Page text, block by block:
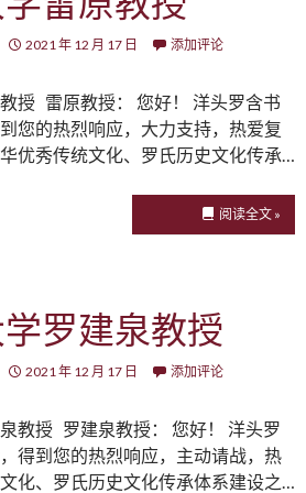
2021 年 12 月 17 日 添加评论
授 雷原教授： 您好！ 洋头罗含书
您的热烈响应，大力支持，热爱复
优秀传统文化、罗氏历史文化传承…
阅读全文 »
罗建泉教授
2021 年 12 月 17 日 添加评论
教授 罗建泉教授： 您好！ 洋头罗
得到您的热烈响应，主动请战，热
化、罗氏历史文化传承体系建设之…